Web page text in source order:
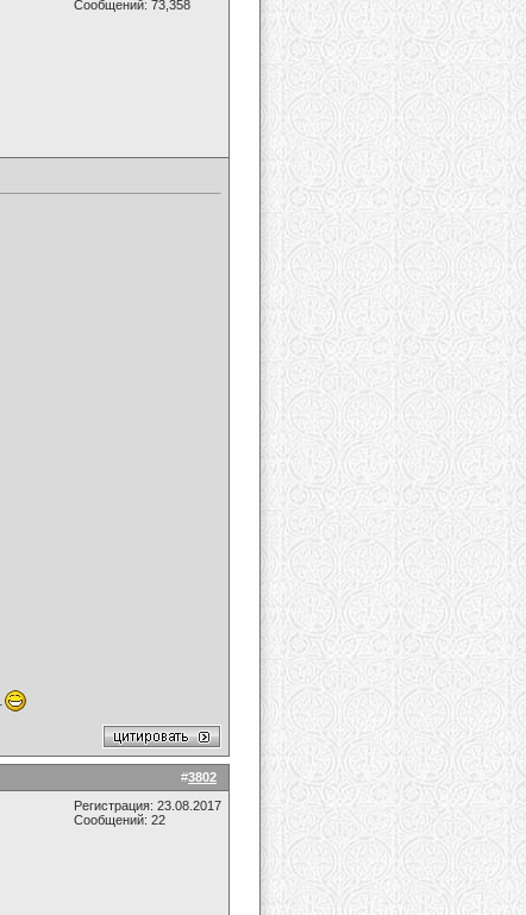
Сообщений: 73,358
#3802
Регистрация: 23.08.2017
Сообщений: 22